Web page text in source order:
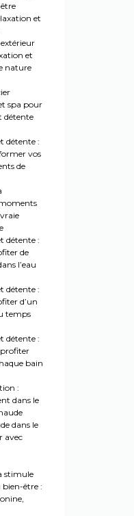
et
et
nature
spa pour
détente
détente :
vos
de
détente :
de
l’eau
détente :
d’un
temps
détente :
bain
:
dans le
dans le
avec
stimule
bien-être :